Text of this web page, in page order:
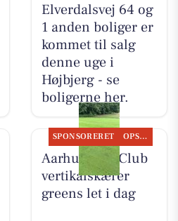
Elverdalsvej 64 og
1 anden boliger er
kommet til salg
denne uge i
Højbjerg - se
boligerne her.
SPONSORERET OPSLAGSTAVLEN
Aarhus Golf Club
vertikalskærer
greens let i dag